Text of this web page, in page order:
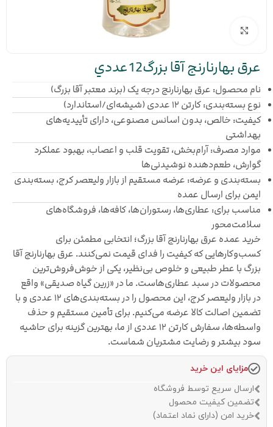
عرق بهارنارنج آقا بزرگ12عددي
نام محصول: عرق بهارنارنج درجه یک (برند معتبر آقا بزرگ)
نوع بسته‌بندی: کارتن ۱۲ عددی (شیشه‌ای/استاندارد)
کیفیت: خالص، بدون اسانس مصنوعی، دارای تأییدیه‌های
بهداشتی
موارد مصرف: آرام‌بخش، تقویت قلب و اعصاب، بهبود عملکرد
گوارش، طعم‌دهنده نوشیدنی‌ها
بسته‌بندی و عرضه: عرضه مستقیم از بازار ولیعصر کرج، بسته‌بندی
ایمن برای ارسال عمده
مناسب برای: عطاری‌ها، رستوران‌ها، کافه‌ها، فروشگاه‌های
سلامت‌محور
خرید عمده عرق بهارنارنج آقا بزرگ؛ انتخابی مطمئن برای
کسب‌وکارهایی که کیفیت را فدای قیمت نمی‌کنند. عرق بهارنارنج آقا
بزرگ با عطر طبیعی و خلوص بی‌نظیر، یکی از خوش‌فروش‌ترین
محصولات در سبد عطاری‌هاست. ما در «زرین گیاه صدیقی» واقع
در بازار ولیعصر کرج، این محصول را در بسته‌بندی‌های ۱۲ عددی و با
تضمین اصالت کالا عرضه می‌کنیم. برای تأمین مستقیم و حذف
واسطه‌ها، سفارش کارتن ۱۲ عددی از ما، بهترین گزینه برای حاشیه
سود بیشتر و رضایت مشتریان شماست.
مزایای این خرید
ارسال سریع توسط فروشگاه
تضمین کیفیت محصول
خرید امن (دارای نماد اعتماد)